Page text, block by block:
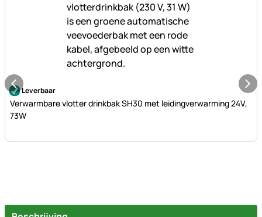
Nog geen beoordelingen geplaatst
Leverbaar
Verwarmbare vlotter drinkbak SH30 met leidingverwarming 24V,
73W